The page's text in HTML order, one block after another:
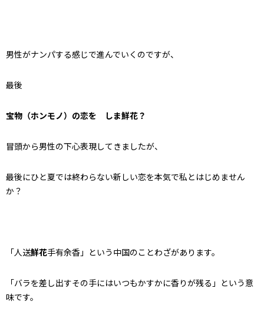
男性がナンパする感じで進んでいくのですが、
最後
宝物（ホンモノ）の恋を しま鮮花？
冒頭から男性の下心表現してきましたが、
最後にひと夏では終わらない新しい恋を本気で私とはじめません
か？
「人送鮮花手有余香」という中国のことわざがあります。
「バラを差し出すその手にはいつもかすかに香りが残る」という意
味です。